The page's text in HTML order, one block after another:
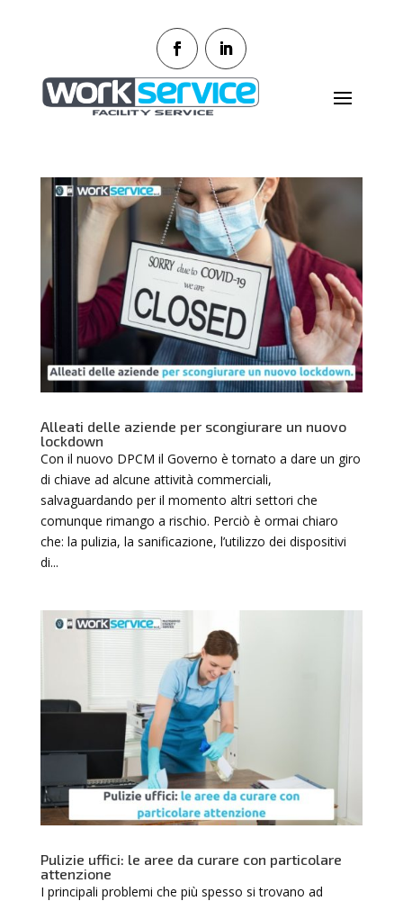
Alleati delle aziende per scongiurare un nuovo
lockdown
Con il nuovo DPCM il Governo è tornato a dare un giro
di chiave ad alcune attività commerciali,
salvaguardando per il momento altri settori che
comunque rimango a rischio. Perciò è ormai chiaro
che: la pulizia, la sanificazione, l’utilizzo dei dispositivi
di...
Pulizie uffici: le aree da curare con particolare
attenzione
I principali problemi che più spesso si trovano ad